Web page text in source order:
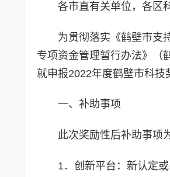
各市直有关单位，各区
为贯彻落实《鹤壁市支
专项资金管理暂行办法》（
就申报2022年度鹤壁市科技
一、补助事项
此次奖励性后补助事项
1．创新平台：新认定